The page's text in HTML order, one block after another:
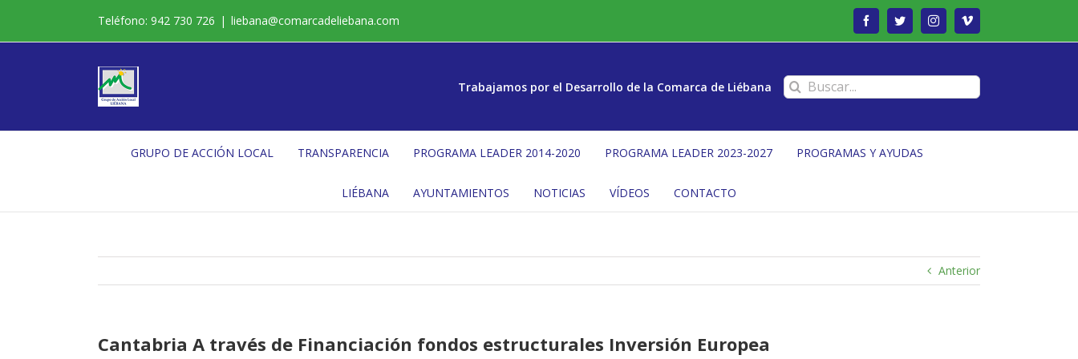
contenido
Teléfono: 942 730 726 | liebana@comarcadeliebana.com FacebookTwitterInstagramVimeo
Trabajamos por el Desarrollo de la Comarca de Liébana Buscar:
GRUPO DE ACCIÓN LOCAL TRANSPARENCIA PROGRAMA LEADER 2014-2020 PROGRAMA LEADER 2023-2027 PROGRAMAS Y AYUDAS
LIÉBANA AYUNTAMIENTOS NOTICIAS VÍDEOS CONTACTO
Anterior
Cantabria A través de Financiación fondos estructurales Inversión Europea